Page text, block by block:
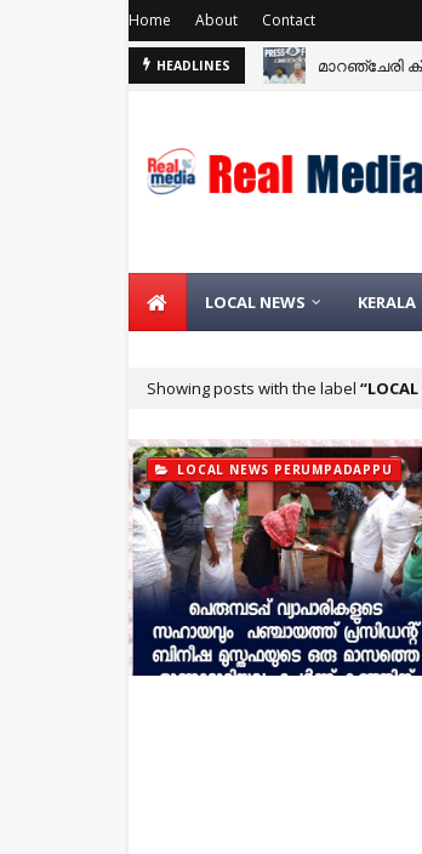
Home About Contact
HEADLINES
LOCAL NEWS KERALA
Showing posts with the label LOCAL
LOCAL NEWS PERUMPADAPPU